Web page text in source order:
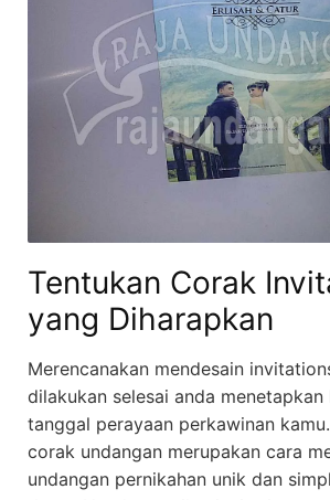
Tentukan Corak
yang Diharapkan
Merencanakan mendesain
dilakukan selesai anda
tanggal perayaan perkawinan
corak undangan merupakan cara
undangan pernikahan unik dan